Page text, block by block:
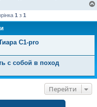
1 з 1
С1-pro
с собой в поход
Перейти